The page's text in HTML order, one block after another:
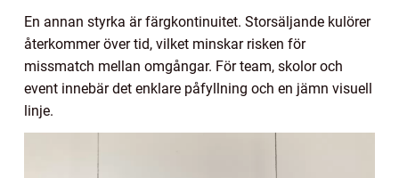
En annan styrka är färgkontinuitet. Storsäljande kulörer
återkommer över tid, vilket minskar risken för
missmatch mellan omgångar. För team, skolor och
event innebär det enklare påfyllning och en jämn visuell
linje.